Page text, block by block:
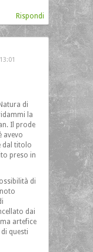
Rispondi
di
la
Il prode
avevo
dal titolo
preso in
di
dai
artefice
questi